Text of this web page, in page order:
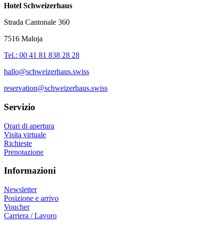
Hotel Schweizerhaus
Strada Cantonale 360
7516 Maloja
Tel.: 00 41 81 838 28 28
hallo@schweizerhaus.swiss
reservation@schweizerhaus.swiss
Servizio
Orari di apertura
Visita virtuale
Richieste
Prenotazione
Informazioni
Newsletter
Posizione e arrivo
Voucher
Carriera / Lavoro